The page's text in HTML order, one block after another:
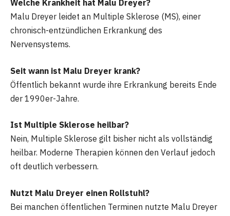
Welche Krankheit hat Malu Dreyer?
Malu Dreyer leidet an Multiple Sklerose (MS), einer
chronisch-entzündlichen Erkrankung des
Nervensystems.
Seit wann ist Malu Dreyer krank?
Öffentlich bekannt wurde ihre Erkrankung bereits Ende
der 1990er-Jahre.
Ist Multiple Sklerose heilbar?
Nein, Multiple Sklerose gilt bisher nicht als vollständig
heilbar. Moderne Therapien können den Verlauf jedoch
oft deutlich verbessern.
Nutzt Malu Dreyer einen Rollstuhl?
Bei manchen öffentlichen Terminen nutzte Malu Dreyer